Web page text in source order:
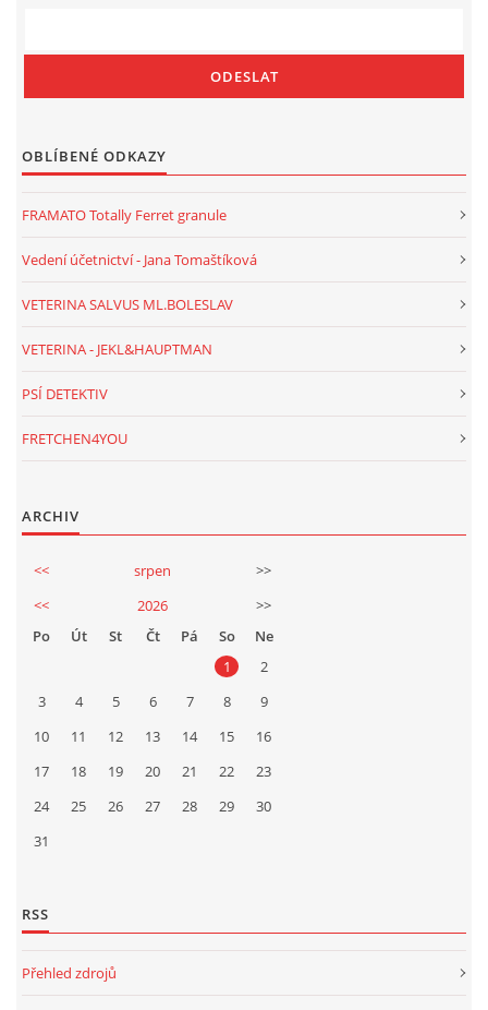
OBLÍBENÉ ODKAZY
FRAMATO Totally Ferret granule
Vedení účetnictví - Jana Tomaštíková
VETERINA SALVUS ML.BOLESLAV
VETERINA - JEKL&HAUPTMAN
PSÍ DETEKTIV
FRETCHEN4YOU
ARCHIV
<< srpen
>>
<<
2026
>>
Po
Út St Čt Pá So
Ne
1
2
3
4 5 6 7 8
9
10
11 12 13 14 15
16
17
18 19 20 21 22
23
24
25 26 27 28 29
30
31
RSS
Přehled zdrojů